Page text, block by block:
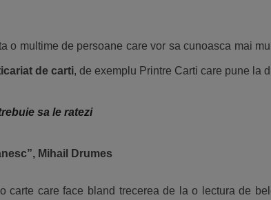
o multime de persoane care vor sa cunoasca mai
de carti, de exemplu Printre Carti care pune la
sa le ratezi
Mihail Drumes
carte care face bland trecerea de la o lectura de